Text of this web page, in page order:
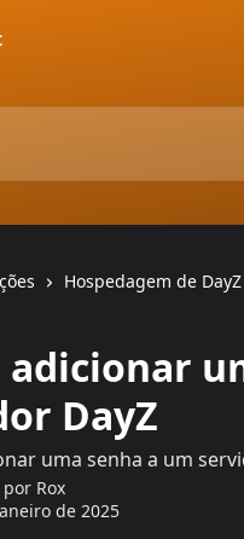
Hospedagem de DayZ
adicionar
DayZ
uma senha a um
por Rox
de 2025